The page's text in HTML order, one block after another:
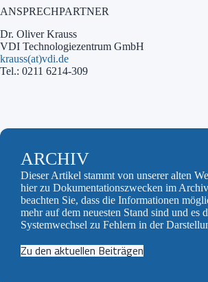
ANSPRECHPARTNER
Dr. Oliver Krauss
VDI Technologiezentrum GmbH
krauss(at)vdi.de
Tel.: 0211 6214-309
ARCHIV
Dieser Artikel stammt von unserer alten
hier zu Dokumentationszwecken im
beachten Sie, dass die Informationen
mehr auf dem neuesten Stand sind und es
Systemwechsel zu Fehlern in der
Zu den aktuellen Beiträgen